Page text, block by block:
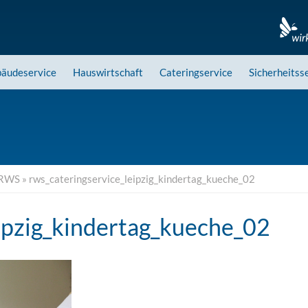
Hauswirtschaft Cateringservice
» rws_cateringservice_leipzig_kindertag_kueche_02